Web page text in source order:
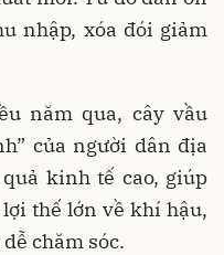
nhập, xóa đói giảm
năm qua, cây vầu
của người dân địa
kinh tế cao, giúp
thế lớn về khí hậu,
chăm sóc.